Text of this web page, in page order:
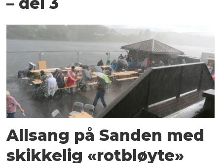
Allsang på Sanden med
skikkelig «rotbløyte»